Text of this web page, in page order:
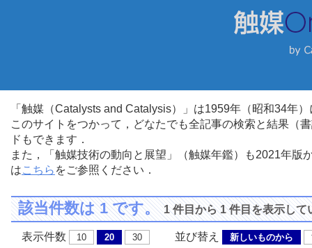
「触媒（Catalysts and Catalysis）」は1959年（昭和34年
このサイトをつかって，どなたでも全記事の検索と結果（
ドもできます．
また，「触媒技術の動向と展望」（触媒年鑑）も2021年
はこちら をご参照ください．
該当件数は 1 です。1 件目から 1 件目を表示して
表示件数 10 20 30 並び替え 新しいものから